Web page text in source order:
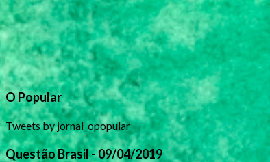
O Popular
Tweets by jornal_opopular
Questão Brasil - 09/04/2019